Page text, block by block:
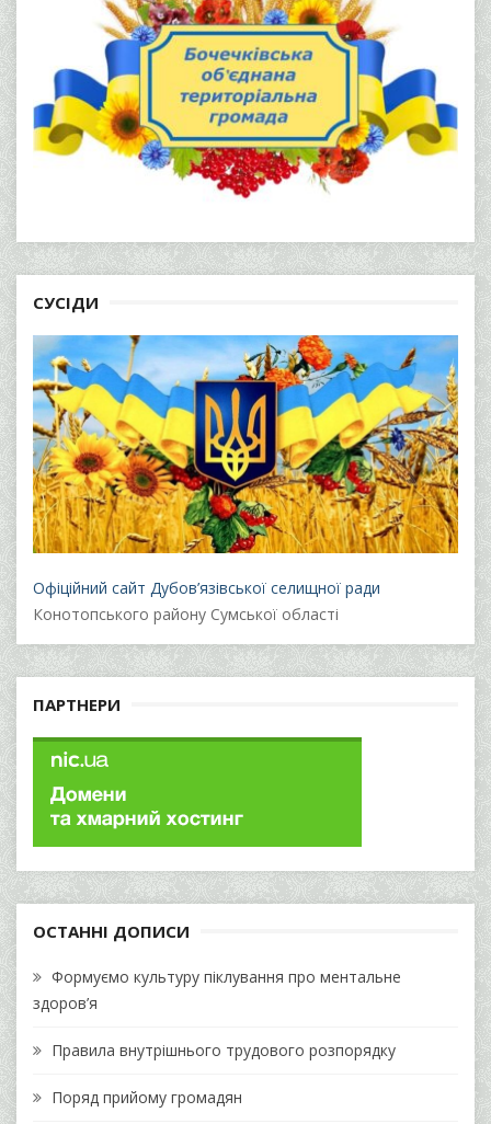
СУСІДИ
Офіційний сайт Дубов’язівської селищної ради
Конотопського району Сумської області
ПАРТНЕРИ
ОСТАННІ ДОПИСИ
Формуємо культуру піклування про ментальне
здоров’я
Правила внутрішнього трудового розпорядку
Поряд прийому громадян